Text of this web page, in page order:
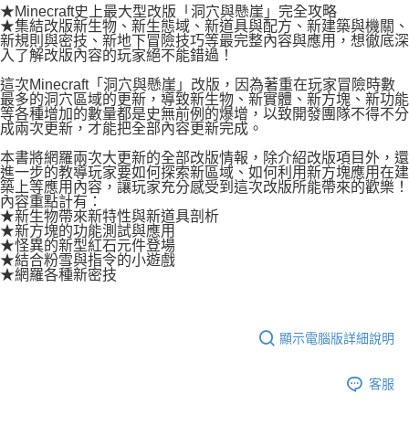
１．透過由恩沛科技股份有限公司提供之「AFTEE先享後付」服務完成之交
易，需依本服務之必要範圍內提供個人資料，並將交易相關給付款項請求債
權轉讓予恩沛科技股份有限公司。
２．關於個人資料處理事宜，請瀏覽以下網址：
３．未成年的使用者請事先徵得法定代理人或監護人之同意方可使用
「AFTEE先享後付」，若未經同意申辦者引起之損失，本公司不負相關責
任。
４．使用「AFTEE先享後付」時，將依據個別帳號之用戶狀況，依本公司即
時審查核予不同之上限額度；若仍有額度不足之情形，本公司將視審查結果
請求用戶進行身份認證。
５．嚴禁一人註冊多個帳號或使用他人資訊註冊。若發現惡意使用之情形，
恩沛科技股份有限公司將有權停止該用戶之使用額度並採取法律行動。
每筆NT$80，滿NT$500(含以上)免運費
付款後7-11取貨
每筆NT$80，滿NT$500(含以上)免運費
宅配
每筆NT$100，滿NT$800(含以上)免運費
國家/地區配送 查看運費
★Minecraft史上最大型改版「洞穴與懸崖」完全攻略
★集結改版新生物、新生態域、新道具與配方、新建築與機關、
新規則與密技、新地下冒險技巧等最完整內容與應用，想徹底深
入了解改版內容的玩家絕不能錯過！
這次Minecraft「洞穴與懸崖」改版，因為著重在玩家冒險時數
最多的洞穴區域的更新，導致新生物、新實體、新方塊、新功能
等各種增加的數量都是史無前例的爆增，以致開發團隊不得不分
成兩次更新，才能把全部內容更新完成。
本書將網羅兩次大更新的全部改版情報，除介紹改版項目外，還
進一步的教導玩家要如何探索新區域、如何利用新方塊應用在建
築上等應用內容，讓玩家充分感受到這次改版所能帶來的歡樂！
內容重點計有：
★新生物帶來新特性與新道具剖析
★新方塊的功能測試與應用
★怪異的新型紅石元件登場
★結合粉雪與指令的小遊戲
★網羅各種新密技
顯示電腦版詳細說明
客服